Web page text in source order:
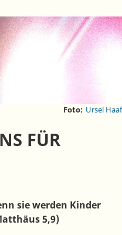
Foto: Ursel Haaf
FÜR
sie werden Kinder
5,9)